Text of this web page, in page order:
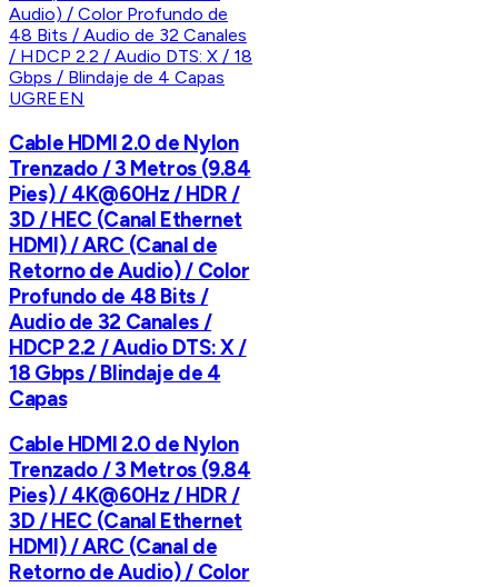
UGREEN
Cable HDMI 2.0 de Nylon
Trenzado / 3 Metros (9.84
Pies) / 4K@60Hz / HDR /
3D / HEC (Canal Ethernet
HDMI) / ARC (Canal de
Retorno de Audio) / Color
Profundo de 48 Bits /
Audio de 32 Canales /
HDCP 2.2 / Audio DTS: X /
18 Gbps / Blindaje de 4
Capas
Cable HDMI 2.0 de Nylon
Trenzado / 3 Metros (9.84
Pies) / 4K@60Hz / HDR /
3D / HEC (Canal Ethernet
HDMI) / ARC (Canal de
Retorno de Audio) / Color